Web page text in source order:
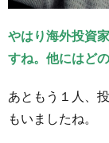
やはり海外投資
すね。他にはど
あともう１人、
もいましたね。